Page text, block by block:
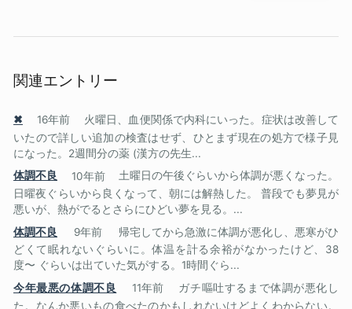
関連エントリー
✖ 16年前
火曜日、血便関係で内科にいった。症状は改善して
いたので詳しい追加の検査はせず、ひとまず現在の処方で様子見
になった。2週間分の薬 (漢方の先生...
体調不良
10年前
土曜日の午後ぐらいから体調が悪くなった。
日曜夜ぐらいから良くなって、朝には解熱した。 普段でも夢見が
悪いが、熱がでるとさらにひどい夢を見る。...
体調不良
9年前
帰宅してから急激に体調が悪化し、悪寒がひ
どくて眠れないぐらいに。体温を計る余裕がなかったけど、38
度〜 ぐらいは出ていた気がする。1時間ぐら...
今年最悪の体調不良
11年前
ガチ嘔吐するまで体調が悪化し
た。なんか悪いもの食べたのかもしれないけどよくわからない。